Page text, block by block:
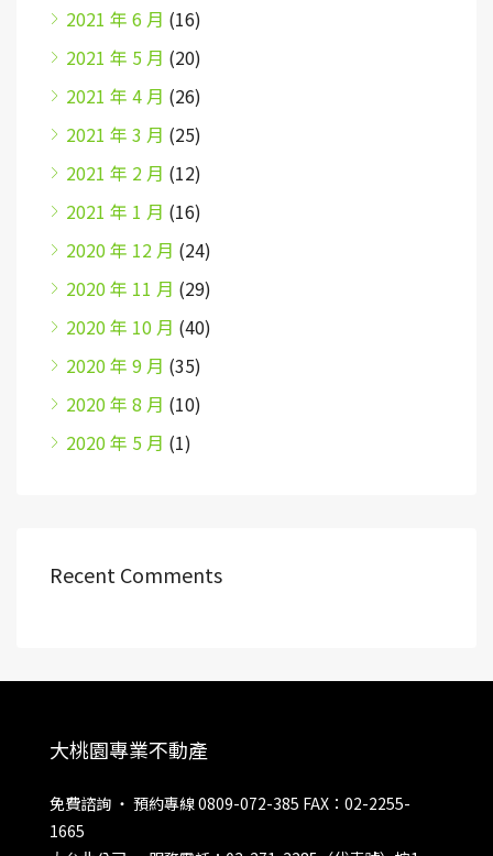
2021 年 6 月 (16)
2021 年 5 月 (20)
2021 年 4 月 (26)
2021 年 3 月 (25)
2021 年 2 月 (12)
2021 年 1 月 (16)
2020 年 12 月 (24)
2020 年 11 月 (29)
2020 年 10 月 (40)
2020 年 9 月 (35)
2020 年 8 月 (10)
2020 年 5 月 (1)
Recent Comments
大桃園專業不動產
免費諮詢 ‧ 預約專線 0809-072-385 FAX：02-2255-
1665